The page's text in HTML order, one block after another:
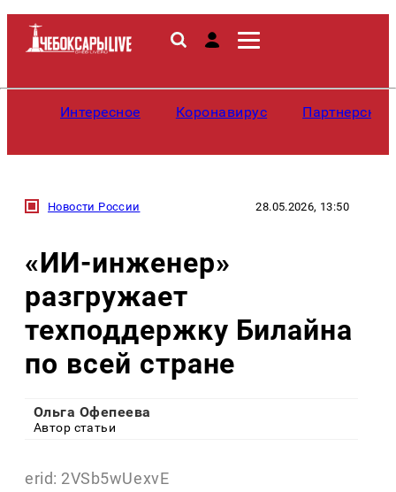
Интересное Коронавирус
Новости России 28.05.2026, 13:50
«ИИ-инженер»
разгружает
техподдержку Билайна
по всей стране
Ольга Офепеева
Автор статьи
erid: 2VSb5wUexvE